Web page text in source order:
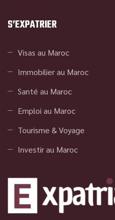
S’EXPATRIER
Visas au Maroc
Immobilier au Maroc
Santé au Maroc
Emploi au Maroc
Tourisme & Voyage
Investir au Maroc